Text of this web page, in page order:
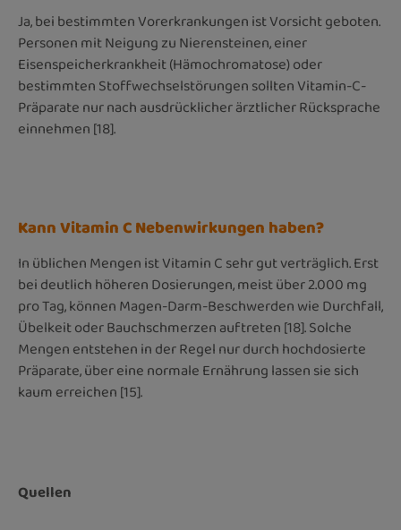
Ja, bei bestimmten Vorerkrankungen ist Vorsicht geboten.
Personen mit Neigung zu Nierensteinen, einer
Eisenspeicherkrankheit (Hämochromatose) oder
bestimmten Stoffwechselstörungen sollten Vitamin-C-
Präparate nur nach ausdrücklicher ärztlicher Rücksprache
einnehmen [18].
Kann Vitamin C Nebenwirkungen haben?
In üblichen Mengen ist Vitamin C sehr gut verträglich. Erst
bei deutlich höheren Dosierungen, meist über 2.000 mg
pro Tag, können Magen-Darm-Beschwerden wie Durchfall,
Übelkeit oder Bauchschmerzen auftreten [18]. Solche
Mengen entstehen in der Regel nur durch hochdosierte
Präparate, über eine normale Ernährung lassen sie sich
kaum erreichen [15].
Quellen